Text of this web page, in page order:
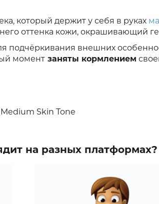
который держит у себя в руках
оттенка кожи, окрашивающий
подчёркивания внешних
момент заняты кормлением
Skin Tone
на разных платформах?